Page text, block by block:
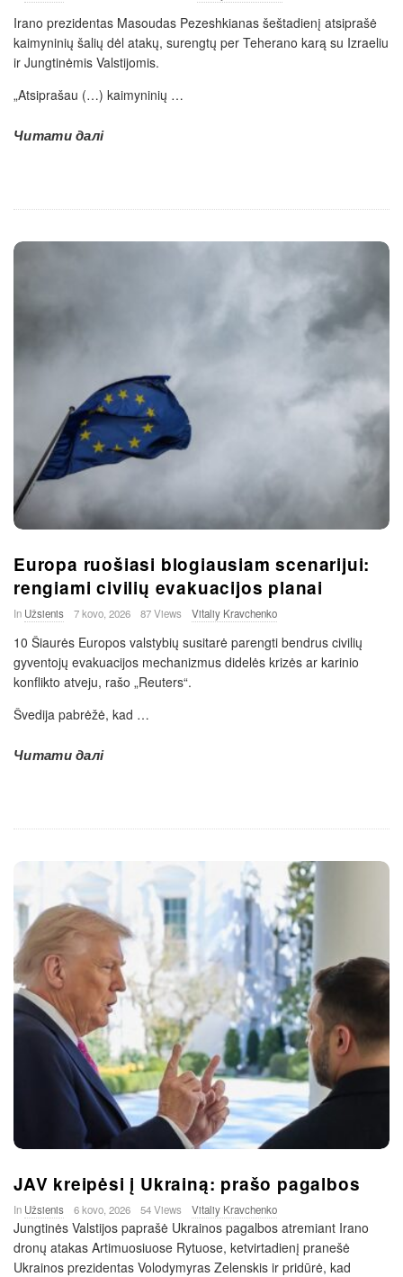
Irano prezidentas Masoudas Pezeshkianas šeštadienį atsiprašė
kaimyninių šalių dėl atakų, surengtų per Teherano karą su Izraeliu
ir Jungtinėmis Valstijomis.
„Atsiprašau (…) kaimyninių …
Читати далі
Europa ruošiasi blogiausiam scenarijui:
rengiami civilių evakuacijos planai
In Užsienis 7 kovo, 2026 87 Views Vitaliy Kravchenko
10 Šiaurės Europos valstybių susitarė parengti bendrus civilių
gyventojų evakuacijos mechanizmus didelės krizės ar karinio
konflikto atveju, rašo „Reuters“.
Švedija pabrėžė, kad …
Читати далі
JAV kreipėsi į Ukrainą: prašo pagalbos
In Užsienis 6 kovo, 2026 54 Views Vitaliy Kravchenko
Jungtinės Valstijos paprašė Ukrainos pagalbos atremiant Irano
dronų atakas Artimuosiuose Rytuose, ketvirtadienį pranešė
Ukrainos prezidentas Volodymyras Zelenskis ir pridūrė, kad